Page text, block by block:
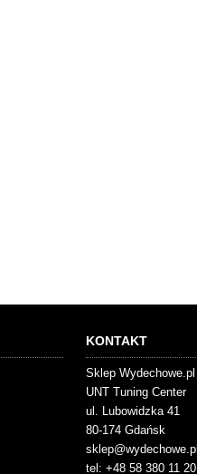
KONTAKT
Sklep Wydechowe.pl
UNT Tuning Center
ul. Lubowidzka 41
80-174 Gdańsk
sklep@wydechowe.pl
tel: +48 58 380 11 20